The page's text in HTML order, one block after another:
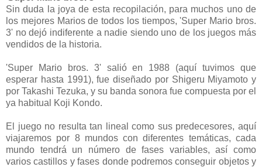
Sin duda la joya de esta recopilación, para muchos uno de
los mejores Marios de todos los tiempos, 'Super Mario bros.
3' no dejó indiferente a nadie siendo uno de los juegos más
vendidos de la historia.
'Super Mario bros. 3' salió en 1988 (aquí tuvimos que
esperar hasta 1991), fue diseñado por Shigeru Miyamoto y
por Takashi Tezuka, y su banda sonora fue compuesta por el
ya habitual Koji Kondo.
El juego no resulta tan lineal como sus predecesores, aquí
viajaremos por 8 mundos con diferentes temáticas, cada
mundo tendrá un número de fases variables, así como
varios castillos y fases donde podremos conseguir objetos y